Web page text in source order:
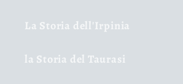
La Storia dell'Irpinia
la Storia del Taurasi